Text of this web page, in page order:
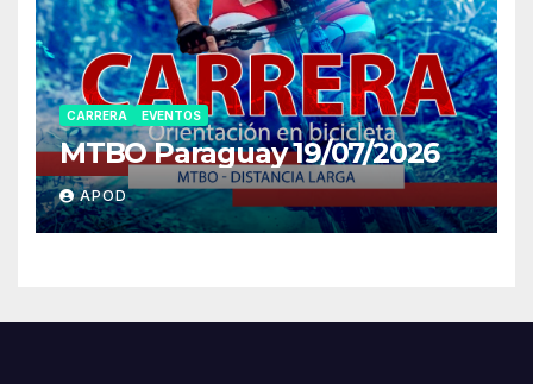
CARRERA EVENTOS
MTBO Paraguay 19/07/2026
APOD